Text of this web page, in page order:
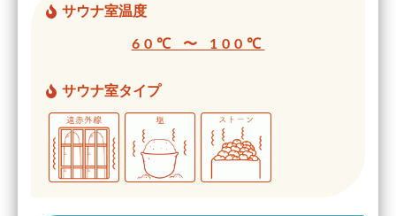
サウナ室温度
60℃ 〜 100℃
サウナ室タイプ